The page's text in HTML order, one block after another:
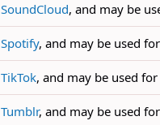
SoundCloud, and may be
Spotify, and may be used
TikTok, and may be used
Tumblr, and may be used